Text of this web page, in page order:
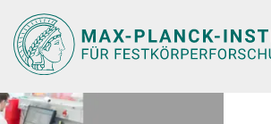
Hauptinhalt